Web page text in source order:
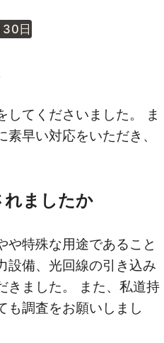
日
してくださいました。 ま
早い対応をいただき、
れましたか
や特殊な用途であること
設備、光回線の引き込み
きました。 また、私道持
も調査をお願いしまし